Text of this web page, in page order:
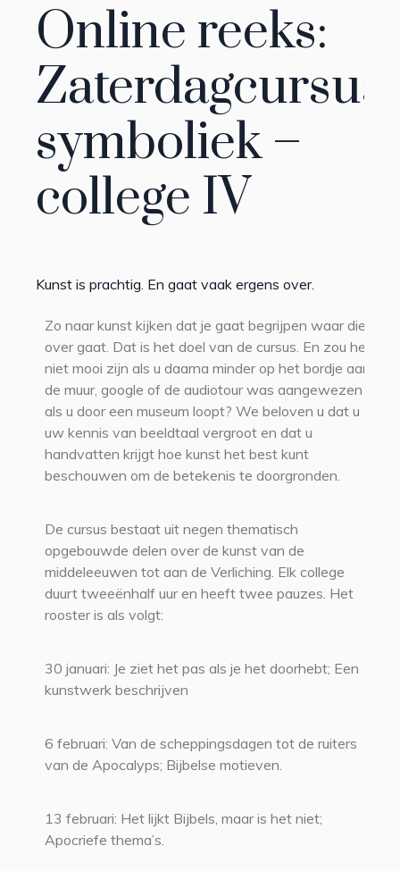
Online reeks:
Zaterdagcursus
symboliek –
college IV
Kunst is prachtig. En gaat vaak ergens over.
Zo naar kunst kijken dat je gaat begrijpen waar die
over gaat. Dat is het doel van de cursus. En zou het
niet mooi zijn als u daarna minder op het bordje aan
de muur, google of de audiotour was aangewezen
als u door een museum loopt? We beloven u dat u
uw kennis van beeldtaal vergroot en dat u
handvatten krijgt hoe kunst het best kunt
beschouwen om de betekenis te doorgronden.
De cursus bestaat uit negen thematisch
opgebouwde delen over de kunst van de
middeleeuwen tot aan de Verliching. Elk college
duurt tweeënhalf uur en heeft twee pauzes. Het
rooster is als volgt:
30 januari: Je ziet het pas als je het doorhebt; Een
kunstwerk beschrijven
6 februari: Van de scheppingsdagen tot de ruiters
van de Apocalyps; Bijbelse motieven.
13 februari: Het lijkt Bijbels, maar is het niet;
Apocriefe thema’s.